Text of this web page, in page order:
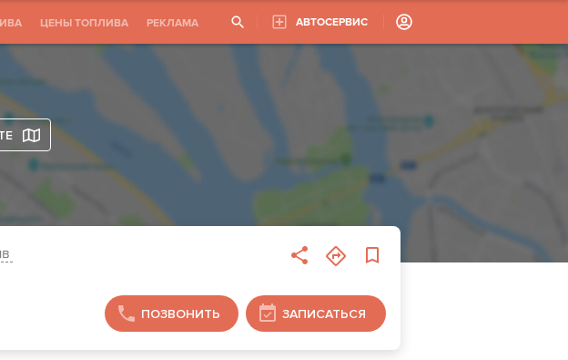
ЦЕНЫ ТОПЛИВА РЕКЛАМА АВТОСЕРВИС
ПОЗВОНИТЬ ЗАПИСАТЬСЯ